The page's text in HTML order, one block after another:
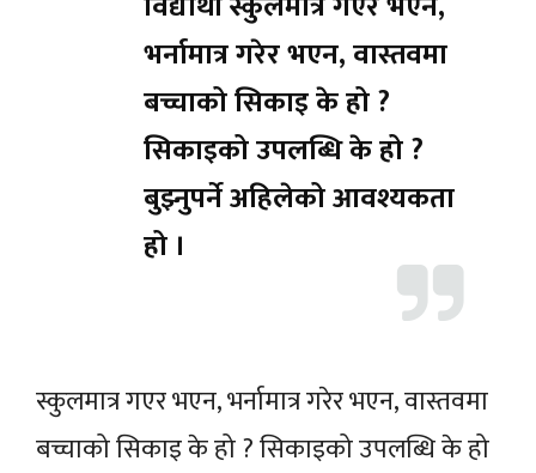
भर्नामात्र गरेर भएन, वास्तवमा
बच्चाको सिकाइ के हो ?
सिकाइको उपलब्धि के हो ?
बुझ्नुपर्ने अहिलेको आवश्यकता
हो ।
स्कुलमात्र गएर भएन, भर्नामात्र गरेर भएन, वास्तवमा
बच्चाको सिकाइ के हो ? सिकाइको उपलब्धि के हो